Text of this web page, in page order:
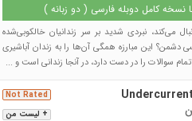
نسخه کامل دوبله فارسی ( دو زبانه )
می‌کند، نبردی شدید بر سر زندانیان خالکوبی‌شده
این مبارزه همگی آن‌ها را به زندان آباشیری
سوالات را در دست دارد، در آنجا زندانی است و ...
+ لیست من
Not Rated Undercurrent